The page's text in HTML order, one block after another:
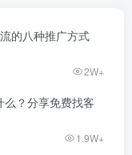
的八种推广方式
2W+
？分享免费找客
1.9W+